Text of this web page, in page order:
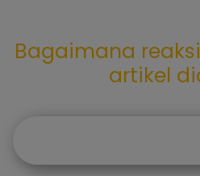
Bagaimana
artikel